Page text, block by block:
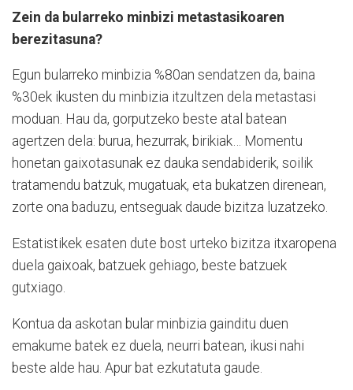
Zein da bularreko minbizi metastasikoaren
berezitasuna?
Egun bularreko minbizia %80an sendatzen da, baina
%30ek ikusten du minbizia itzultzen dela metastasi
moduan. Hau da, gorputzeko beste atal batean
agertzen dela: burua, hezurrak, birikiak… Momentu
honetan gaixotasunak ez dauka sendabiderik, soilik
tratamendu batzuk, mugatuak, eta bukatzen direnean,
zorte ona baduzu, entseguak daude bizitza luzatzeko.
Estatistikek esaten dute bost urteko bizitza itxaropena
duela gaixoak, batzuek gehiago, beste batzuek
gutxiago.
Kontua da askotan bular minbizia gainditu duen
emakume batek ez duela, neurri batean, ikusi nahi
beste alde hau. Apur bat ezkutatuta gaude.